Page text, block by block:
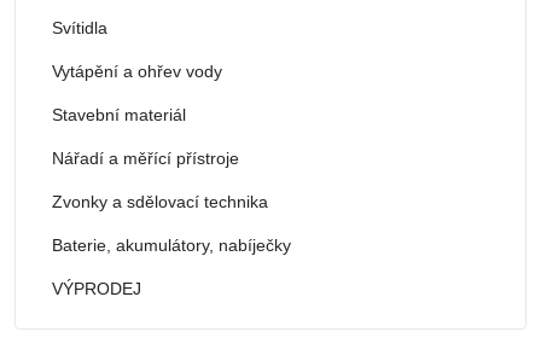
Svítidla
Vytápění a ohřev vody
Stavební materiál
Nářadí a měřící přístroje
Zvonky a sdělovací technika
Baterie, akumulátory, nabíječky
VÝPRODEJ